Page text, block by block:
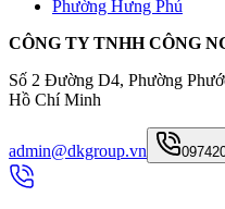
Phường Hưng Phú
CÔNG TY TNHH CÔNG
Số 2 Đường D4, Phường
Hồ Chí Minh
admin@dkgroup.vn